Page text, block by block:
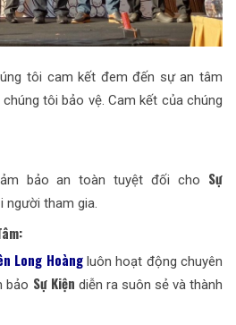
tôi cam kết đem đến sự an tâm
chúng tôi bảo vệ. Cam kết của chúng
bảo an toàn tuyệt đối cho Sự
người tham gia.
Long Hoàngluôn hoạt động chuyên
bảo Sự Kiện diễn ra suôn sẻ và thành